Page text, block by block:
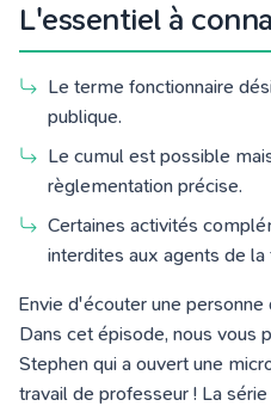
L'essentiel à
Le terme fonctionnaire
publique.
Le cumul est possible
règlementation précise.
Certaines activités
interdites aux agents de la
Envie d'écouter une
Dans cet épisode, nous vous
Stephen qui a ouvert une
travail de professeur ! La